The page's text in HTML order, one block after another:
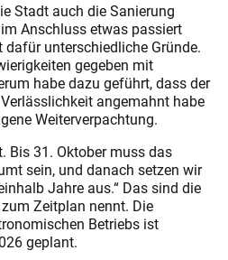
Stadt auch die Sanierung
Anschluss etwas passiert
dafür unterschiedliche Gründe.
gegeben mit
habe dazu geführt, dass der
angemahnt habe
Weiterverpachtung.
Bis 31. Oktober muss das
sein, und danach setzen wir
Jahre aus.“ Das sind die
Zeitplan nennt. Die
Betriebs ist
geplant.